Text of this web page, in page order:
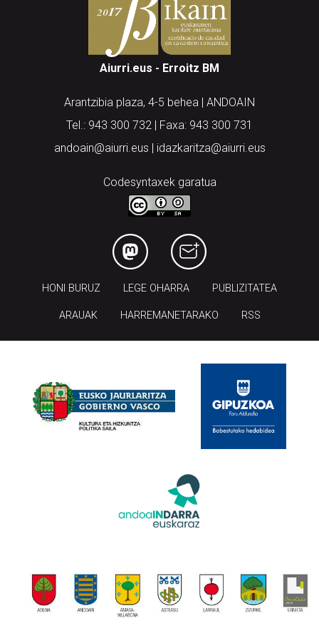
Aiurri.eus - Erroitz BM
Arantzibia plaza, 4-5 behea | ANDOAIN
Tel.: 943 300 732 | Faxa: 943 300 731
andoain@aiurri.eus | idazkaritza@aiurri.eus
Codesyntaxek garatua
HONI BURUZ LEGE OHARRA PUBLIZITATEA
ARAUAK HARREMANETARAKO RSS